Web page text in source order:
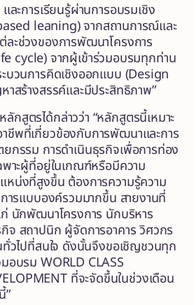
ะการเรียนรู้ผ่านการอบรมเชิง
leaning) จากสถานการณ์และ
ละช่วงของการพัฒนาโครงการ
cycle) จากผู้เข้าร่วมอบรมทุกท่าน
ะบวนการคิดเชิงออกแบบ (Design
ร้างสรรค์และมีประสิทธิภาพ”
กสูตรได้กล่าวว่า “หลักสูตรนี้เหมาะ
ชีพที่เกี่ยวข้องกับการพัฒนาและการ
กรรม การดำเนินธุรกิจเพื่อการท่อง
พาะผู้ที่อยู่ในเกณฑ์หรือมีความ
แหน่งที่สูงขึ้น ต้องการความรู้ความ
การแบบองค์รวมมากขึ้น สายงานที่
นักพัฒนาโครงการ นักบริหาร
จ สถาปนิก ผู้จัดการอาคาร วิศวกร
ทั่วไปที่สนใจ ดังนั้นจึงขอเชิญชวนทุก
อบรม WORLD CLASS
ที่จะจัดขึ้นในช่วงเดือน
”